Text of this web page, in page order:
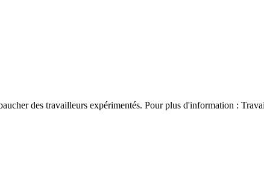
des travailleurs expérimentés. Pour plus d'information :